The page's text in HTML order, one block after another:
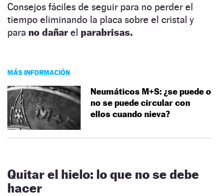
Consejos fáciles de seguir para no perder el
tiempo eliminando la placa sobre el cristal y
para no dañarel parabrisas.
MÁS INFORMACIÓN
Neumáticos M+S: ¿se puede o
no se puede circular con
ellos cuando nieva?
Quitar el hielo: lo que no se debe
hacer